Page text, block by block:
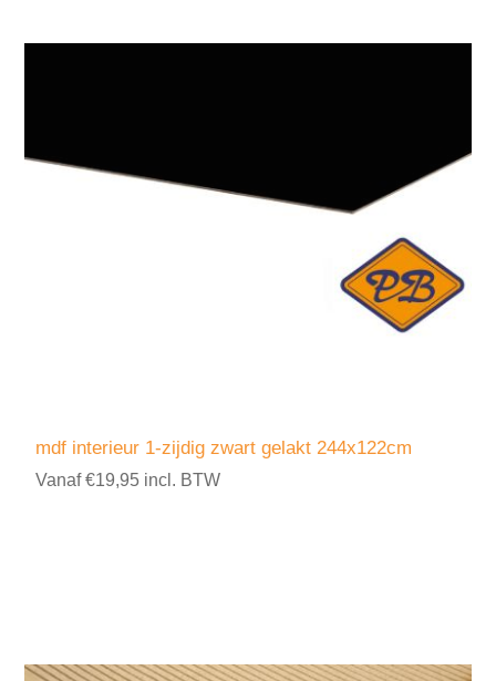
mdf interieur 1-zijdig zwart gelakt 244x122cm
Vanaf €19,95 incl. BTW